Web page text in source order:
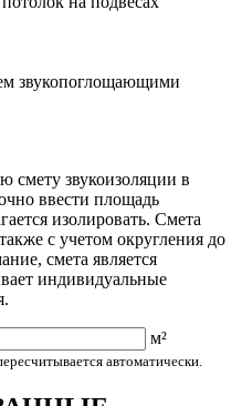
звукопоглощающими
смету звукоизоляции в
ввести площадь
изолировать. Смета
с учетом округления до
смета является
индивидуальные
м²
автоматически.